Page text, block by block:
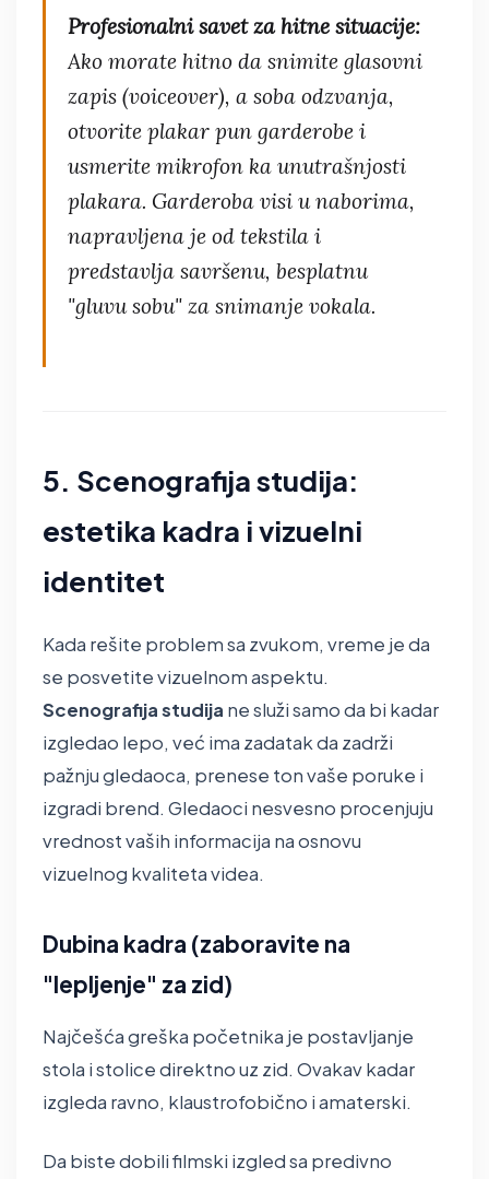
Profesionalni savet za hitne situacije:
Ako morate hitno da snimite glasovni
zapis (voiceover), a soba odzvanja,
otvorite plakar pun garderobe i
usmerite mikrofon ka unutrašnjosti
plakara. Garderoba visi u naborima,
napravljena je od tekstila i
predstavlja savršenu, besplatnu
"gluvu sobu" za snimanje vokala.
5. Scenografija studija:
estetika kadra i vizuelni
identitet
Kada rešite problem sa zvukom, vreme je da
se posvetite vizuelnom aspektu.
Scenografija studija ne služi samo da bi kadar
izgledao lepo, već ima zadatak da zadrži
pažnju gledaoca, prenese ton vaše poruke i
izgradi brend. Gledaoci nesvesno procenjuju
vrednost vaših informacija na osnovu
vizuelnog kvaliteta videa.
Dubina kadra (zaboravite na
"lepljenje" za zid)
Najčešća greška početnika je postavljanje
stola i stolice direktno uz zid. Ovakav kadar
izgleda ravno, klaustrofobično i amaterski.
Da biste dobili filmski izgled sa predivno